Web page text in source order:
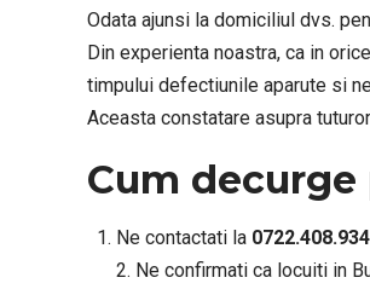
Odata ajunsi la domiciliul dvs.
Din experienta noastra, ca in
timpului defectiunile aparute si
Aceasta constatare asupra
Cum
Ne contactati la 0722.408.934
2. Ne confirmati ca locuiti in